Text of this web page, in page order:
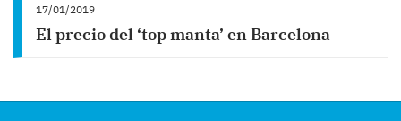
17/01/2019
El precio del ‘top manta’ en Barcelona